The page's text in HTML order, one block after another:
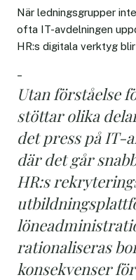
När ledningsgrupper
ofta IT-avdelningen
HR:s digitala verktyg
–
Utan förståelse
stöttar olika
det press på IT-
där det går
HR:s
rationaliseras
konsekvenser